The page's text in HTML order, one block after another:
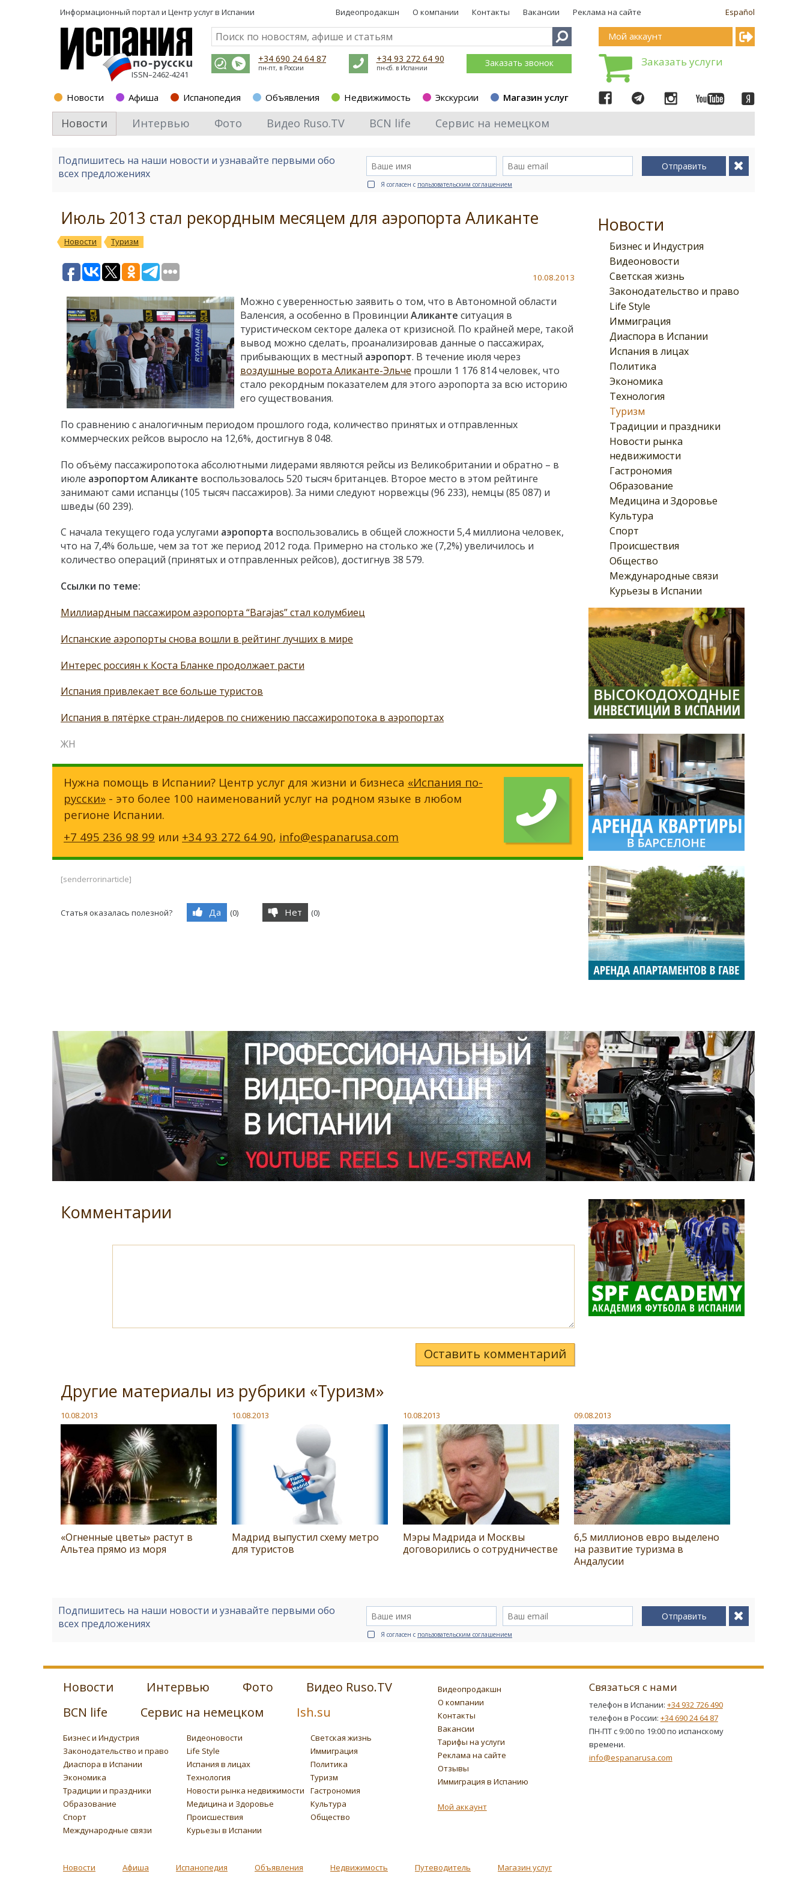
Информационный портал и Центр услуг в Испании Español
Видеопродакшн О компании Контакты Вакансии Реклама на сайте
ISSN–2462-4241
+34 690 24 64 87
пн-пт, в России
+34 93 272 64 90
пн-сб. в Испании Заказать звонок
Новости Афиша Испанопедия Объявления Недвижимость Экскурсии Магазин услуг
Мой аккаунт
Заказать услуги
Новости Интервью Фото Видео Ruso.TV BCN life Сервис на немецком
Подпишитесь на наши новости и узнавайте первыми обо
всех предложениях
Отправить
Я согласен с пользовательским соглашением
Новости
Бизнес и Индустрия
Видеоновости
Светская жизнь
Законодательство и право
Life Style
Иммиграция
Диаспора в Испании
Испания в лицах
Политика
Экономика
Технология
Туризм
Традиции и праздники
Новости рынка
недвижимости
Гастрономия
Образование
Медицина и Здоровье
Культура
Спорт
Происшествия
Общество
Международные связи
Курьезы в Испании
Июль 2013 стал рекордным месяцем для аэропорта Аликанте
Новости Туризм
10.08.2013
Можно с уверенностью заявить о том, что в Автономной области
Валенсия, а особенно в Провинции Аликанте ситуация в
туристическом секторе далека от кризисной. По крайней мере, такой
вывод можно сделать, проанализировав данные о пассажирах,
прибывающих в местный аэропорт. В течение июля через
воздушные ворота Аликанте-Эльче прошли 1 176 814 человек, что
стало рекордным показателем для этого аэропорта за всю историю
его существования.
По сравнению с аналогичным периодом прошлого года, количество принятых и отправленных
коммерческих рейсов выросло на 12,6%, достигнув 8 048.
По объёму пассажиропотока абсолютными лидерами являются рейсы из Великобритании и обратно – в
июле аэропортом Аликанте воспользовалось 520 тысяч британцев. Второе место в этом рейтинге
занимают сами испанцы (105 тысяч пассажиров). За ними следуют норвежцы (96 233), немцы (85 087) и
шведы (60 239).
С начала текущего года услугами аэропорта воспользовались в общей сложности 5,4 миллиона человек,
что на 7,4% больше, чем за тот же период 2012 года. Примерно на столько же (7,2%) увеличилось и
количество операций (принятых и отправленных рейсов), достигнув 38 579.
Ссылки по теме:
Миллиардным пассажиром аэропорта “Barajas” стал колумбиец
Испанские аэропорты снова вошли в рейтинг лучших в мире
Интерес россиян к Коста Бланке продолжает расти
Испания привлекает все больше туристов
Испания в пятёрке стран-лидеров по снижению пассажиропотока в аэропортах
ЖН
Нужна помощь в Испании? Центр услуг для жизни и бизнеса «Испания по-
русски» - это более 100 наименований услуг на родном языке в любом
регионе Испании.
+7 495 236 98 99 или +34 93 272 64 90, info@espanarusa.com
[senderrorinarticle]
Статья оказалась полезной? Да (0) Нет (0)
Комментарии
Оставить комментарий
Другие материалы из рубрики «Туризм»
10.08.2013
«Огненные цветы» растут в
Альтеа прямо из моря
10.08.2013
Мадрид выпустил схему метро
для туристов
10.08.2013
Мэры Мадрида и Москвы
договорились о сотрудничестве
09.08.2013
6,5 миллионов евро выделено
на развитие туризма в
Андалусии
Подпишитесь на наши новости и узнавайте первыми обо
всех предложениях
Отправить
Я согласен с пользовательским соглашением
Новости Интервью Фото
Видео Ruso.TV
BCN life
Сервис на немецком Ish.su
Бизнес и Индустрия Видеоновости
Светская жизнь
Законодательство и право
Life Style
Иммиграция
Диаспора в Испании
Испания в лицах
Политика
Экономика
Технология
Туризм
Традиции и праздники
Новости рынка недвижимости
Гастрономия
Образование
Медицина и Здоровье
Культура
Спорт
Происшествия
Общество
Международные связи
Курьезы в Испании
Видеопродакшн
О компании
Контакты
Вакансии
Тарифы на услуги
Реклама на сайте
Отзывы
Иммиграция в Испанию
Мой аккаунт
Связаться с нами
телефон в Испании: +34 932 726 490
телефон в России: +34 690 24 64 87
ПН-ПТ с 9:00 по 19:00 по испанскому
времени.
info@espanarusa.com
Новости Афиша Испанопедия Объявления Недвижимость Путеводитель Магазин услуг